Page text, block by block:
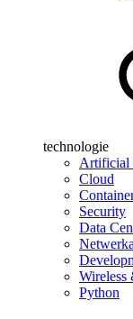
technologie
Artificial
Cloud
Security
Data
Python